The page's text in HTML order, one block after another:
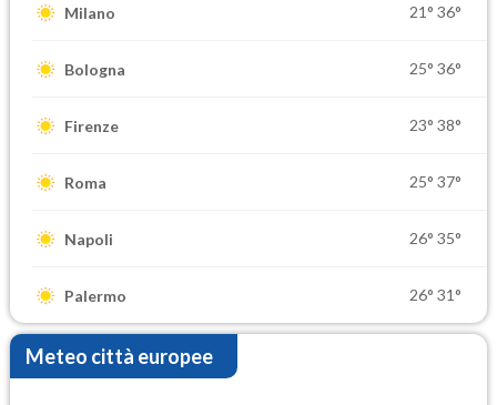
Milano 21° 36°
Bologna 25° 36°
Firenze 23° 38°
Roma 25° 37°
Napoli 26° 35°
Palermo 26° 31°
Meteo città europee